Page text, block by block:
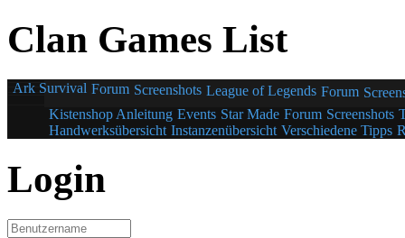
Clan Games List
Ark Survival Forum Screenshots League of Legends Forum
Kistenshop Anleitung Events Star Made Forum Screenshots
Handwerksübersicht Instanzenübersicht Verschiedene Tipps
Login